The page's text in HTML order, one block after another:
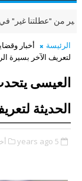
غير" في نادي
الرئيسة أخبار
لتعريف الآخر بسيرة
العيسى
الحديثة
5 years ago